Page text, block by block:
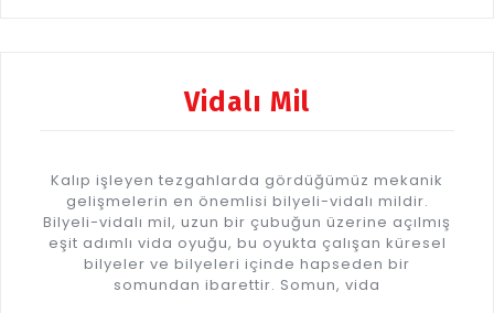
Vidalı Mil
Kalıp işleyen tezgahlarda gördüğümüz mekanik
gelişmelerin en önemlisi bilyeli-vidalı mildir.
Bilyeli-vidalı mil, uzun bir çubuğun üzerine açılmış
eşit adımlı vida oyuğu, bu oyukta çalışan küresel
bilyeler ve bilyeleri içinde hapseden bir
somundan ibarettir. Somun, vida